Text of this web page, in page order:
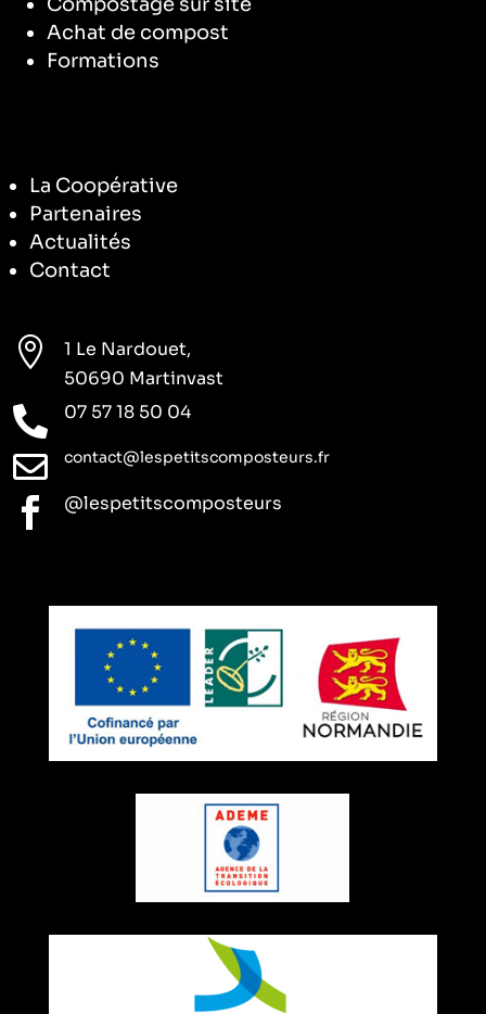
Achat de compost
Formations
La Coopérative
Partenaires
Actualités
Contact

1 Le Nardouet,
50690 Martinvast
 07 57 18 50 04
 contact@lespetitscomposteurs.fr
 @lespetitscomposteurs